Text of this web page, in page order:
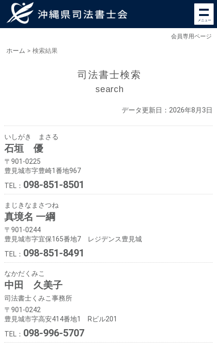
メニュー
会員専用ページ
ホーム > 検索結果
司法書士検索
search
データ更新日：2026年8月3日
いしがき まさる
石垣 優
〒901-0225
豊見城市字豊崎1番地967
TEL： 098-851-8501
まじきなまさつね
真境名 一綱
〒901-0244
豊見城市字宜保165番地7 レジデンス豊見城
TEL： 098-851-8491
なかだくみこ
中田 久美子
司法書士くみこ事務所
〒901-0242
豊見城市字高安414番地1 Rビル201
TEL： 098-996-5707